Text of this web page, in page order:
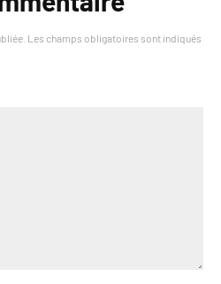
Les champs obligatoires sont indiqués